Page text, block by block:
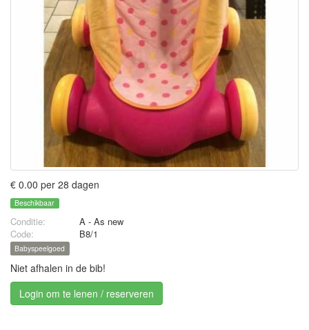
€ 0.00 per 28 dagen
Beschikbaar
Conditie:
A - As new
Code:
B8/1
Babyspeelgoed
Niet afhalen in de bib!
Login om te lenen / reserveren